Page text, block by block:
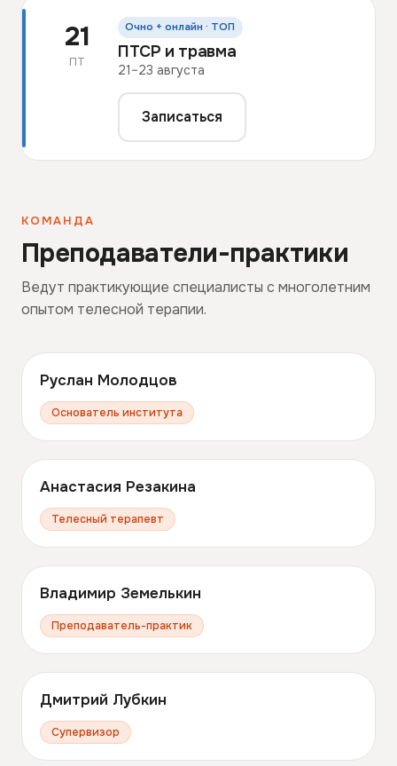
21
ПТ
Очно + онлайн · ТОП
ПТСР и травма
21–23 августа
Записаться
КОМАНДА
Преподаватели-практики
Ведут практикующие специалисты с многолетним
опытом телесной терапии.
Руслан Молодцов
Основатель института
Анастасия Резакина
Телесный терапевт
Владимир Земелькин
Преподаватель-практик
Дмитрий Лубкин
Супервизор